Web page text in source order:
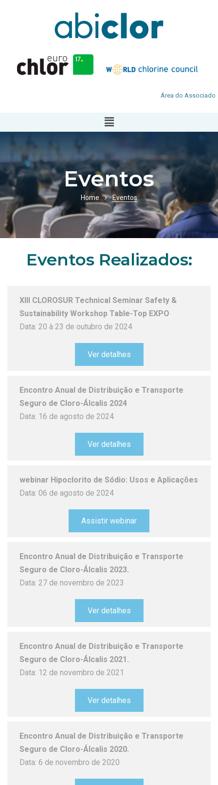
Área do Associado
Eventos
Home Eventos
Eventos Realizados:
XIII CLOROSUR Technical Seminar Safety &
Sustainability Workshop Table-Top EXPO
Data: 20 à 23 de outubro de 2024
Ver detalhes
Encontro Anual de Distribuição e Transporte
Seguro de Cloro-Álcalis 2024
Data: 16 de agosto de 2024
Ver detalhes
webinar Hipoclorito de Sódio: Usos e Aplicações
Data: 06 de agosto de 2024
Assistir webinar
Encontro Anual de Distribuição e Transporte
Seguro de Cloro-Álcalis 2023.
Data: 27 de novembro de 2023
Ver detalhes
Encontro Anual de Distribuição e Transporte
Seguro de Cloro-Álcalis 2021.
Data: 12 de novembro de 2021
Ver detalhes
Encontro Anual de Distribuição e Transporte
Seguro de Cloro-Álcalis 2020.
Data: 6 de novembro de 2020